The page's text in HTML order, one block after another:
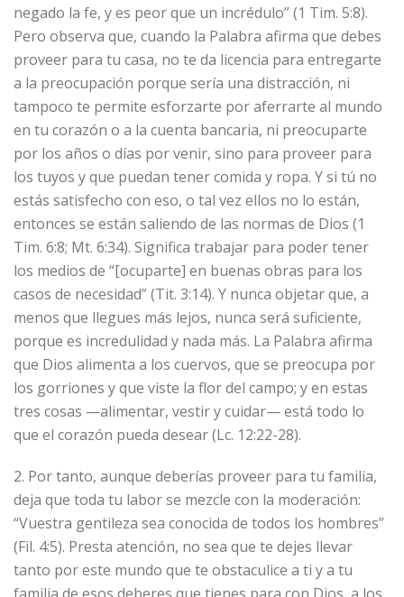
negado la fe, y es peor que un incrédulo” (1 Tim. 5:8).
Pero observa que, cuando la Palabra afirma que debes
proveer para tu casa, no te da licencia para entregarte
a la preocupación porque sería una distracción, ni
tampoco te permite esforzarte por aferrarte al mundo
en tu corazón o a la cuenta bancaria, ni preocuparte
por los años o días por venir, sino para proveer para
los tuyos y que puedan tener comida y ropa. Y si tú no
estás satisfecho con eso, o tal vez ellos no lo están,
entonces se están saliendo de las normas de Dios (1
Tim. 6:8; Mt. 6:34). Significa trabajar para poder tener
los medios de “[ocuparte] en buenas obras para los
casos de necesidad” (Tit. 3:14). Y nunca objetar que, a
menos que llegues más lejos, nunca será suficiente,
porque es incredulidad y nada más. La Palabra afirma
que Dios alimenta a los cuervos, que se preocupa por
los gorriones y que viste la flor del campo; y en estas
tres cosas —alimentar, vestir y cuidar— está todo lo
que el corazón pueda desear (Lc. 12:22-28).
2. Por tanto, aunque deberías proveer para tu familia,
deja que toda tu labor se mezcle con la moderación:
“Vuestra gentileza sea conocida de todos los hombres”
(Fil. 4:5). Presta atención, no sea que te dejes llevar
tanto por este mundo que te obstaculice a ti y a tu